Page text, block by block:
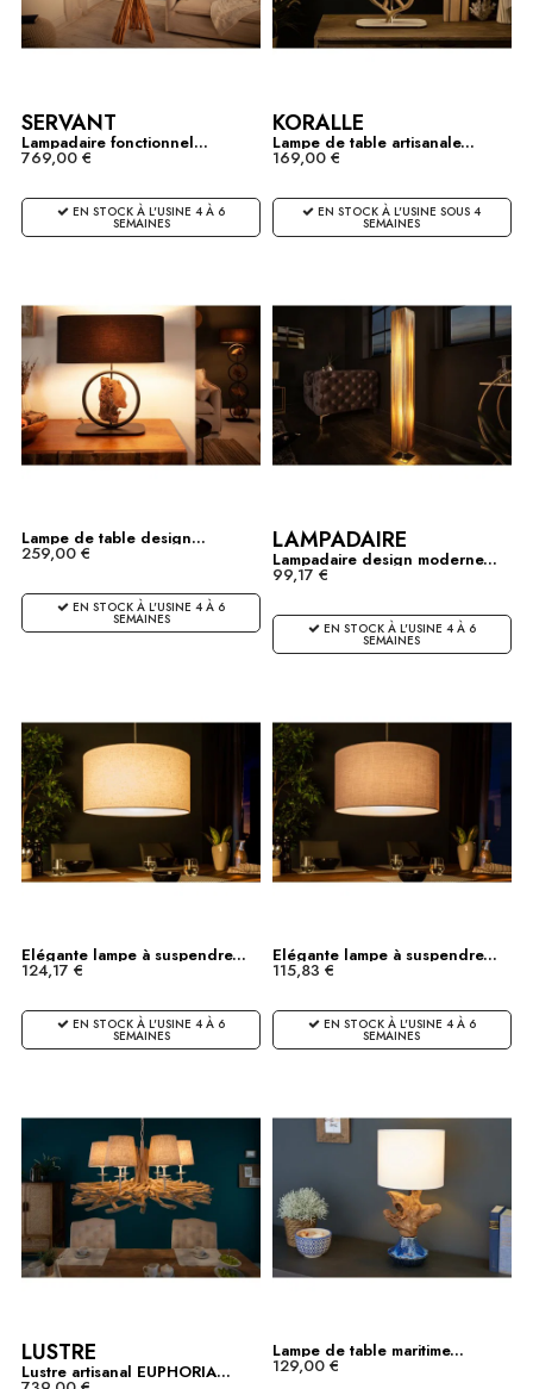
SERVANT
Lampadaire fonctionnel...
769,00 €
EN STOCK À L'USINE 4 À 6
SEMAINES
KORALLE
Lampe de table artisanale...
169,00 €
EN STOCK À L'USINE SOUS 4
SEMAINES
Lampe de table design...
259,00 €
EN STOCK À L'USINE 4 À 6
SEMAINES
LAMPADAIRE
Lampadaire design moderne...
99,17 €
EN STOCK À L'USINE 4 À 6
SEMAINES
Elégante lampe à suspendre...
124,17 €
EN STOCK À L'USINE 4 À 6
SEMAINES
Elégante lampe à suspendre...
115,83 €
EN STOCK À L'USINE 4 À 6
SEMAINES
LUSTRE
Lustre artisanal EUPHORIA...
Lampe de table maritime...
129,00 €